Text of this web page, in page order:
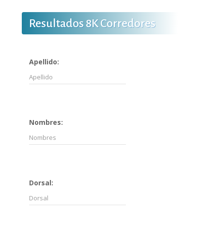
Resultados 8K Corredores
Apellido:
Nombres:
Dorsal: